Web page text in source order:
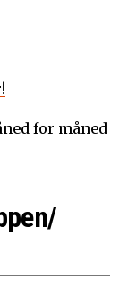
for måned